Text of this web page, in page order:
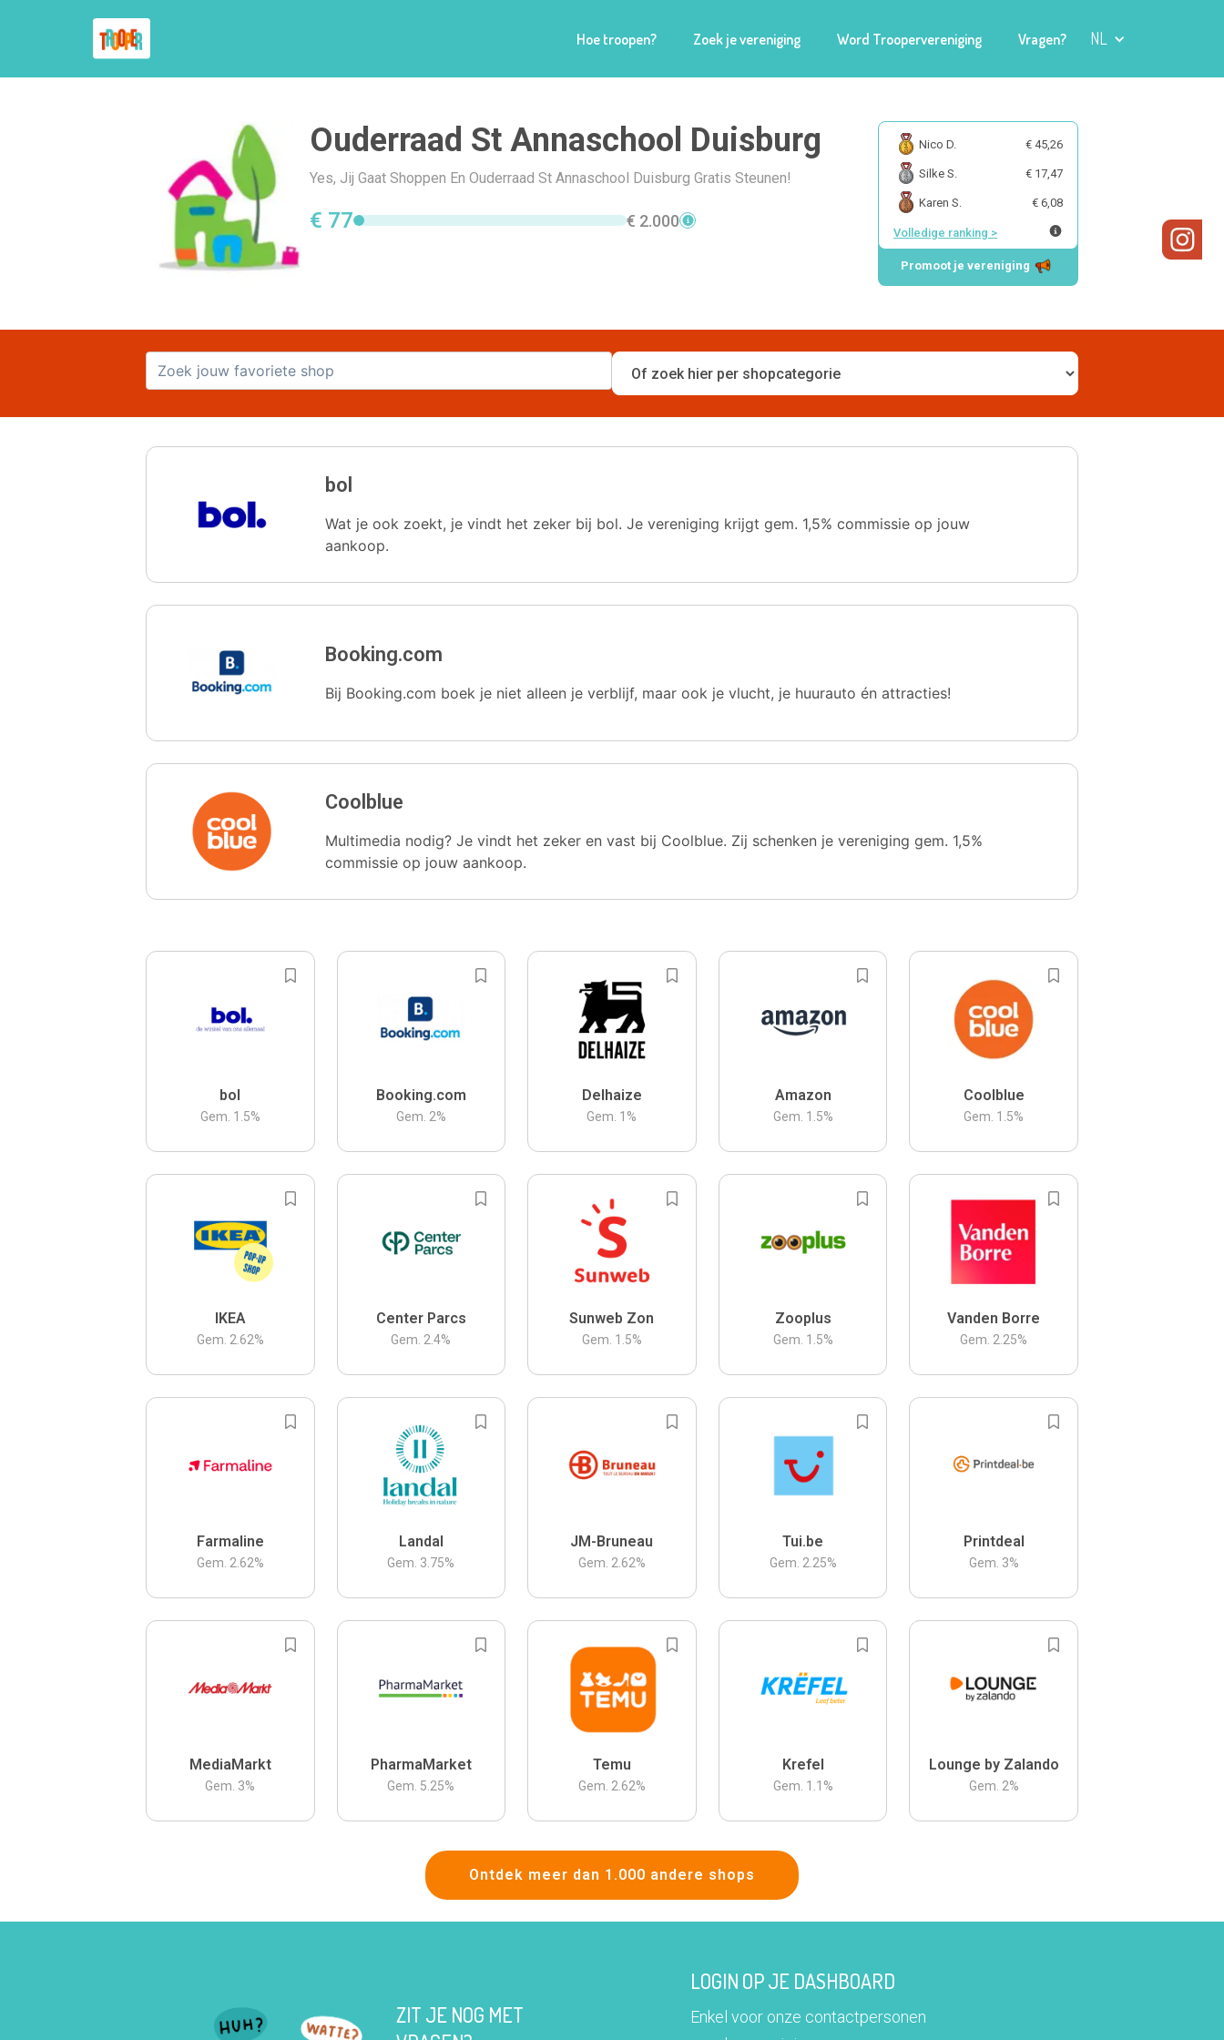
Hoe troopen? Zoek je vereniging Word Troopervereniging Vragen? NL
Ouderraad St Annaschool Duisburg
Yes, Jij Gaat Shoppen En Ouderraad St Annaschool Duisburg Gratis Steunen!
€ 77 € 2.000
Nico D. € 45,26
Silke S. € 17,47
Karen S. € 6,08
Volledige ranking >
Promoot je vereniging
bol
Wat je ook zoekt, je vindt het zeker bij bol. Je vereniging krijgt gem. 1,5% commissie op jouw
aankoop.
Booking.com
Bij Booking.com boek je niet alleen je verblijf, maar ook je vlucht, je huurauto én attracties!
Coolblue
Multimedia nodig? Je vindt het zeker en vast bij Coolblue. Zij schenken je vereniging gem. 1,5%
commissie op jouw aankoop.
bol
Gem. 1.5%
Booking.com
Gem. 2%
Delhaize
Gem. 1 %
Amazon
Gem. 1.5%
Coolblue
Gem. 1.5%
IKEA
Gem. 2.62%
Center Parcs
Gem. 2.4%
Sunweb Zon
Gem. 1.5%
Zooplus
Gem. 1.5%
Vanden Borre
Gem. 2.25%
Farmaline
Gem. 2.62%
Landal
Gem. 3.75%
JM-Bruneau
Gem. 2.62%
Tui.be
Gem. 2.25%
Printdeal
Gem. 3%
MediaMarkt
Gem. 3%
PharmaMarket
Gem. 5.25%
Temu
Gem. 2.62%
Krefel
Gem. 1.1 %
Lounge by Zalando
Gem. 2%
Ontdek meer dan 1.000 andere shops
ZIT JE NOG MET
LOGIN OP JE DASHBOARD
Enkel voor onze contactpersonen